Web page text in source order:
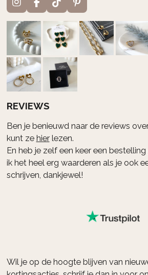
I
n
s
t
a
g
r
a
m
F
a
c
e
b
o
o
k
T
i
k
T
o
P
i
n
e
REVIEWS
Ben je benieuwd naar de reviews
kunt ze hierlezen.
En heb je zelf een keer een
ik het heel erg waarderen als je ook
schrijven, dankjewel!
Wil je op de hoogte blijven van